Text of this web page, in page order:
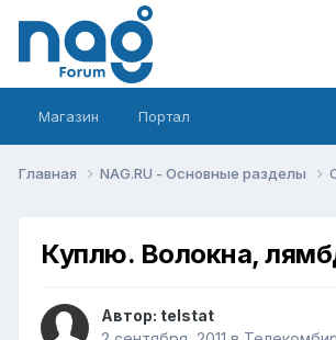
Магазин Портал
Главная NAG.RU - Основные разделы
Куплю. Волокна,
Автор: telstat